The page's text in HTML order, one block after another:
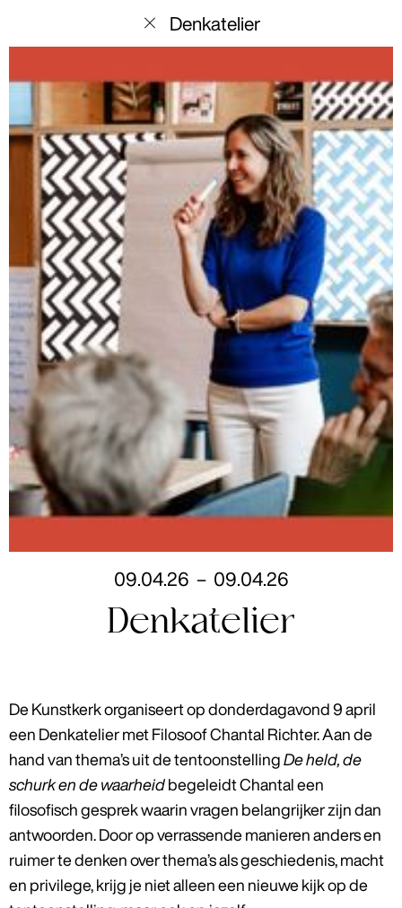
Denkatelier
09 04. 26 – 09 04. 26
Denkatelier
De Kunstkerk organiseert op donderdagavond 9 april
een Denkatelier met Filosoof Chantal Richter. Aan de
hand van thema’s uit de tentoonstelling De held, de
schurk en de waarheid begeleidt Chantal een
filosofisch gesprek waarin vragen belangrijker zijn dan
antwoorden. Door op verrassende manieren anders en
ruimer te denken over thema’s als geschiedenis, macht
en privilege, krijg je niet alleen een nieuwe kijk op de